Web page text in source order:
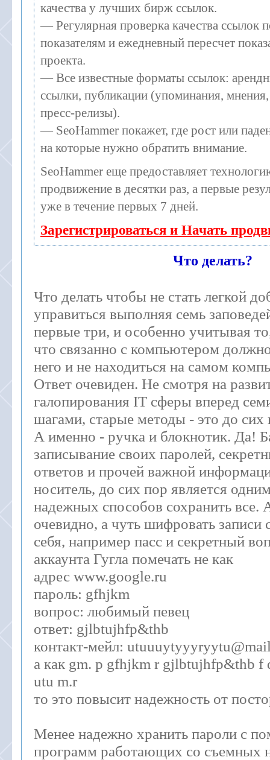
качества у лучших бирж ссылок.
— Регулярная проверка качества ссылок
показателям и ежедневный пересчет
проекта.
— Все известные форматы ссылок:
ссылки, публикации (упоминания,
пресс-релизы).
— SeoHammer покажет, где рост или
на которые нужно обратить внимание.
SeoHammer еще предоставляет
продвижение в десятки раз, а первые
уже в течение первых 7 дней.
Зарегистрироваться и Начать
Что делать?
Что делать чтобы не стать легкой
управиться выполняя семь
первые три, и особенно учитывая
что связанно с компьютером
него и не находиться на самом
Ответ очевиден. Не смотря на
галопирования IT сферы вперед
шагами, старые методы - это до
А именно - ручка и блокнотик. Да!
записывание своих паролей,
ответов и прочей важной
носитель, до сих пор является
надежных способов сохранить все.
очевидно, а чуть шифровать записи
себя, например пасс и секретный
аккаунта Гугла помечать не как
адрес www.google.ru
пароль: gfhjkm
вопрос: любимый певец
ответ: gjlbtujhfp&thb
контакт-мейл:
а как gm. p gfhjkm r gjlbtujhfp&thb f
utu m.r
то это повысит надежность от
Менее надежно хранить пароли с
программ работающих со съемных